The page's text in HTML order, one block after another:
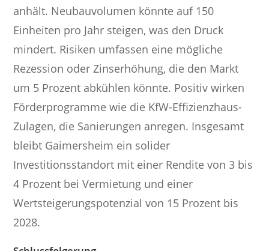
anhält. Neubauvolumen könnte auf 150
Einheiten pro Jahr steigen, was den Druck
mindert. Risiken umfassen eine mögliche
Rezession oder Zinserhöhung, die den Markt
um 5 Prozent abkühlen könnte. Positiv wirken
Förderprogramme wie die KfW-Effizienzhaus-
Zulagen, die Sanierungen anregen. Insgesamt
bleibt Gaimersheim ein solider
Investitionsstandort mit einer Rendite von 3 bis
4 Prozent bei Vermietung und einer
Wertsteigerungspotenzial von 15 Prozent bis
2028.